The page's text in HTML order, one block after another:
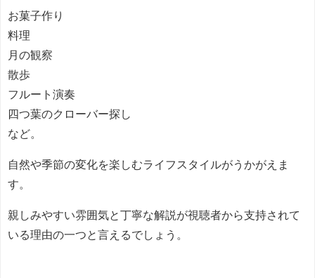
お菓子作り
料理
月の観察
散歩
フルート演奏
四つ葉のクローバー探し
など。
自然や季節の変化を楽しむライフスタイルがうかがえま
す。
親しみやすい雰囲気と丁寧な解説が視聴者から支持されて
いる理由の一つと言えるでしょう。